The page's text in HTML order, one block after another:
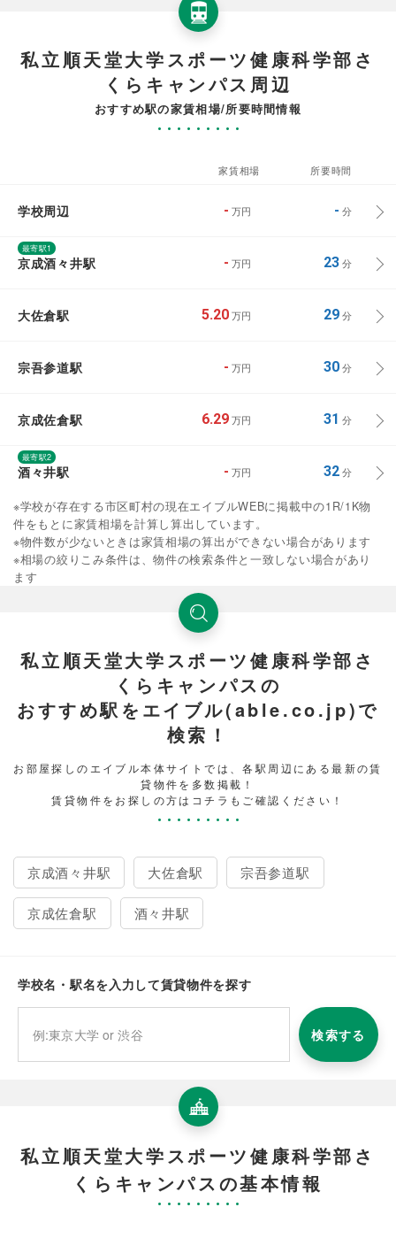
私立順天堂大学スポーツ健康科学部さ
くらキャンパス周辺
おすすめ駅の家賃相場/所要時間情報
家賃相場 所要時間
学校周辺 - 万円 - 分
最寄駅1
京成酒々井駅 - 万円 23分
大佐倉駅 5.20 万円 29分
宗吾参道駅 - 万円 30分
京成佐倉駅 6.29 万円 31 分
最寄駅2
酒々井駅 - 万円 32分
※学校が存在する市区町村の現在エイブルWEBに掲載中の1R/1K物
件をもとに家賃相場を計算し算出しています。
※物件数が少ないときは家賃相場の算出ができない場合があります
※相場の絞りこみ条件は、物件の検索条件と一致しない場合があり
ます
私立順天堂大学スポーツ健康科学部さ
くらキャンパスの
おすすめ駅をエイブル(able.co.jp)で
検索！
お部屋探しのエイブル本体サイトでは、各駅周辺にある最新の賃
貸物件を多数掲載！
賃貸物件をお探しの方はコチラもご確認ください！
京成酒々井駅 大佐倉駅 宗吾参道駅
京成佐倉駅 酒々井駅
学校名・駅名を入力して賃貸物件を探す
検索する
私立順天堂大学スポーツ健康科学部さ
くらキャンパスの基本情報